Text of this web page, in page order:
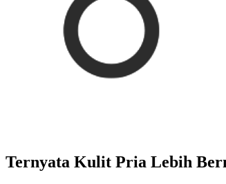
Ternyata Kulit Pria Lebih